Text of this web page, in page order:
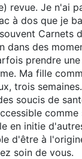
revue. Je n'ai
à dos que je
Carnets
dans des
prendre
Ma fille
trois
soucis de
en initie
d'être à
soin de vous.